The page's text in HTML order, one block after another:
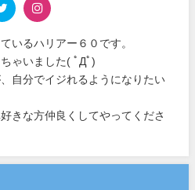
いるハリアー６０です。
ゃいました( ﾟДﾟ)
自分でイジれるようになりたい
きな方仲良くしてやってくださ